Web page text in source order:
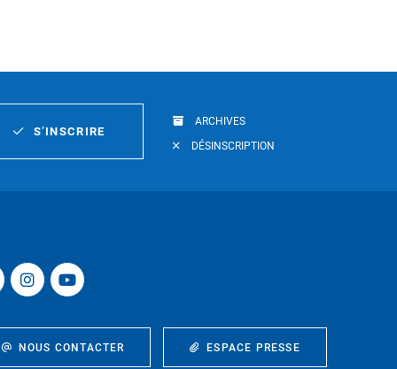
S’INSCRIRE
ARCHIVES
DÉSINSCRIPTION
NOUS CONTACTER ESPACE PRESSE